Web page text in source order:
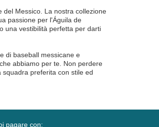
del Messico. La nostra collezione
passione per l'Águila de
una vestibilità perfetta per darti
di baseball messicane e
abbiamo per te. Non perdere
preferita con stile ed
pagare con: